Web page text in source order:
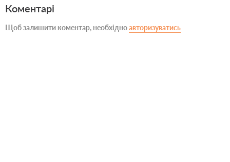
Коментарі
Щоб залишити коментар, необхідноавторизуватись